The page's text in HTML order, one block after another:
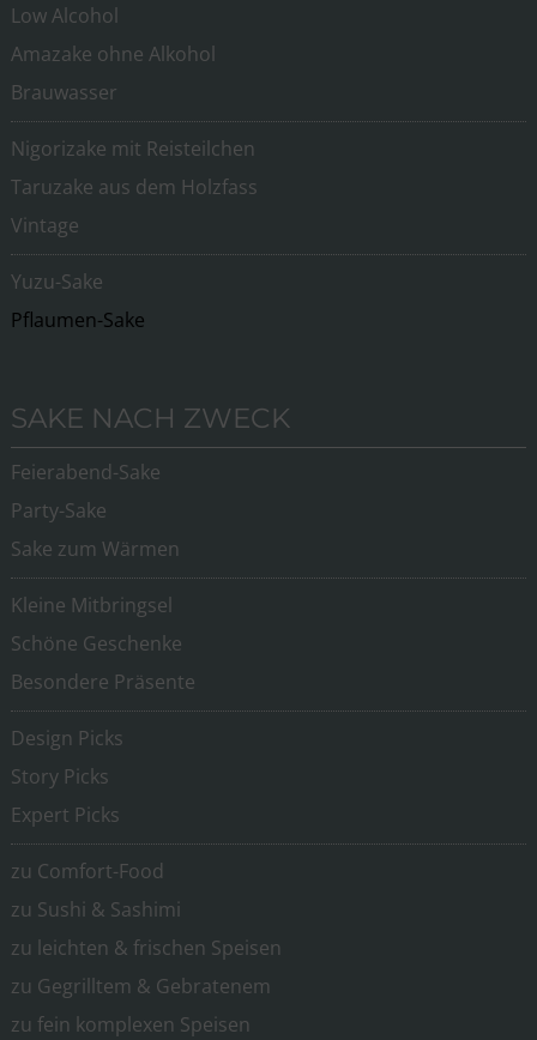
Low Alcohol
Amazake ohne Alkohol
Brauwasser
Nigorizake mit Reisteilchen
Taruzake aus dem Holzfass
Vintage
Yuzu-Sake
Pflaumen-Sake
SAKE NACH ZWECK
Feierabend-Sake
Party-Sake
Sake zum Wärmen
Kleine Mitbringsel
Schöne Geschenke
Besondere Präsente
Design Picks
Story Picks
Expert Picks
zu Comfort-Food
zu Sushi & Sashimi
zu leichten & frischen Speisen
zu Gegrilltem & Gebratenem
zu fein komplexen Speisen